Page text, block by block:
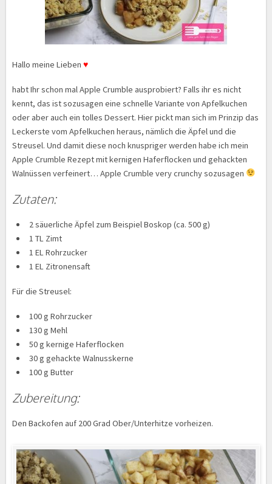
Hallo meine Lieben ♥
habt Ihr schon mal Apple Crumble ausprobiert? Falls ihr es nicht
kennt, das ist sozusagen eine schnelle Variante von Apfelkuchen
oder aber auch ein tolles Dessert. Hier pickt man sich im Prinzip das
Leckerste vom Apfelkuchen heraus, nämlich die Äpfel und die
Streusel. Und damit diese noch knuspriger werden habe ich mein
Apple Crumble Rezept mit kernigen Haferflocken und gehackten
Walnüssen verfeinert… Apple Crumble very crunchy sozusagen
Zutaten:
2 säuerliche Äpfel zum Beispiel Boskop (ca. 500 g)
1 TL Zimt
1 EL Rohrzucker
1 EL Zitronensaft
Für die Streusel:
100 g Rohrzucker
130 g Mehl
50 g kernige Haferflocken
30 g gehackte Walnusskerne
100 g Butter
Zubereitung:
Den Backofen auf 200 Grad Ober/Unterhitze vorheizen.